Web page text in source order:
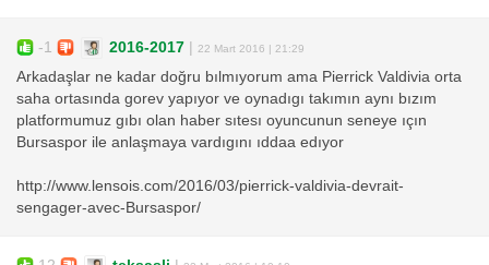
-1 2016-2017 | 22 Mart 2016 | 21:29
Arkadaşlar ne kadar doğru bılmıyorum ama Pierrick Valdivia orta
saha ortasında gorev yapıyor ve oynadıgı takımın aynı bızım
platformumuz gıbı olan haber sıtesı oyuncunun seneye ıçın
Bursaspor ile anlaşmaya vardıgını ıddaa edıyor
http://www.lensois.com/2016/03/pierrick-valdivia-devrait-
sengager-avec-Bursaspor/